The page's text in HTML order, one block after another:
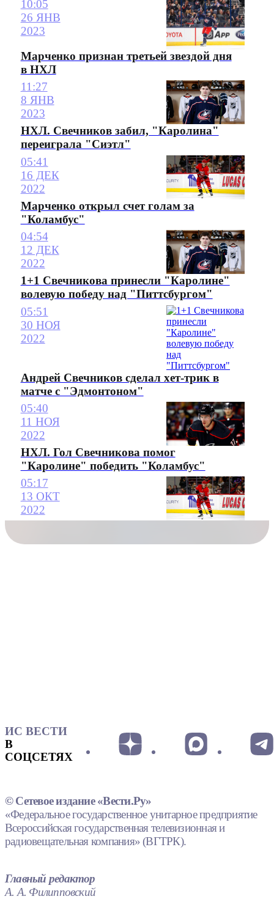
10:05
26 ЯНВ
2023
Марченко признан третьей звездой дня
в НХЛ
11:27
8 ЯНВ
2023
НХЛ. Свечников забил, "Каролина"
переиграла "Сиэтл"
05:41
16 ДЕК
2022
Марченко открыл счет голам за
"Коламбус"
04:54
12 ДЕК
2022
1+1 Свечникова принесли "Каролине"
волевую победу над "Питтсбургом"
05:51
30 НОЯ
2022
Андрей Свечников сделал хет-трик в
матче с "Эдмонтоном"
05:40
11 НОЯ
2022
НХЛ. Гол Свечникова помог
"Каролине" победить "Коламбус"
05:17
13 ОКТ
2022
ИС ВЕСТИ
В
СОЦСЕТЯХ
© Сетевое издание «Вести.Ру»
«Федеральное государственное унитарное предприятие
Всероссийская государственная телевизионная и
радиовещательная компания» (ВГТРК).
Главный редактор
А. А. Филипповский